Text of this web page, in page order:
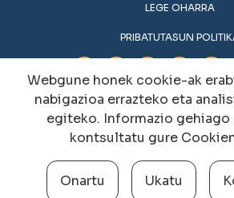
LEGE OHARRA
PRIBATUTASUN
Cookien konfigurazioa aldatu
Webgune honek cookie-ak
nabigazioa errazteko eta
egiteko. Informazio gehiago
kontsultatu gure
Onartu Ukatu